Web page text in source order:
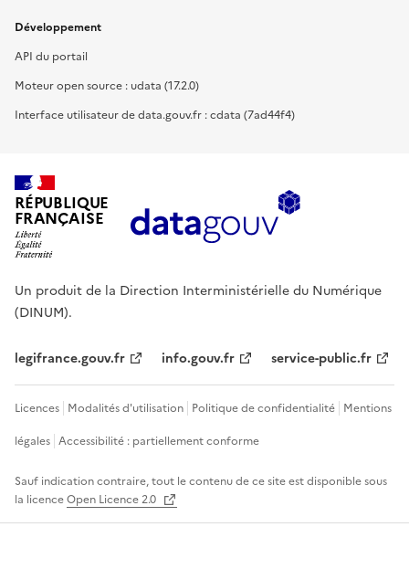
Développement
API du portail
Moteur open source : udata (17.2.0)
Interface utilisateur de data.gouv.fr : cdata (7ad44f4)
RÉPUBLIQUE
FRANÇAISE
Un produit de la Direction Interministérielle du Numérique
(DINUM).
legifrance.gouv.fr info.gouv.fr service-public.fr
Licences Modalités d'utilisation Politique de confidentialité Mentions
légales Accessibilité : partiellement conforme
Sauf indication contraire, tout le contenu de ce site est disponible sous
la licenceOpen Licence 2.0